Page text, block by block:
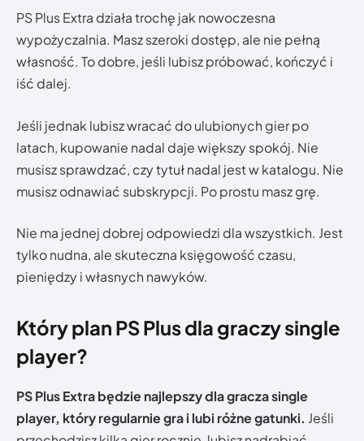
PS Plus Extra działa trochę jak nowoczesna
wypożyczalnia. Masz szeroki dostęp, ale nie pełną
własność. To dobre, jeśli lubisz próbować, kończyć i
iść dalej.
Jeśli jednak lubisz wracać do ulubionych gier po
latach, kupowanie nadal daje większy spokój. Nie
musisz sprawdzać, czy tytuł nadal jest w katalogu. Nie
musisz odnawiać subskrypcji. Po prostu masz grę.
Nie ma jednej dobrej odpowiedzi dla wszystkich. Jest
tylko nudna, ale skuteczna księgowość czasu,
pieniędzy i własnych nawyków.
Który plan PS Plus dla graczy single
player?
PS Plus Extra będzie najlepszy dla gracza single
player, który regularnie gra i lubi różne gatunki. Jeśli